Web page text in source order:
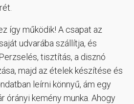
így működik! A csapat az
udvarába szállítja, és
tisztítás, a disznó
majd az ételek készítése és
leírni könnyű, ám egy
órányi kemény munka. Ahogy